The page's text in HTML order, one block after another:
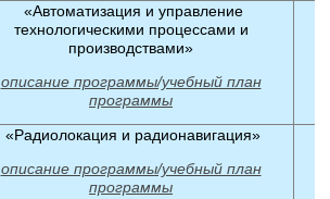
«Автоматизация и управление
технологическими процессами и
производствами»
описание программы/учебный план
программы
«Радиолокация и радионавигация»
описание программы/учебный план
программы